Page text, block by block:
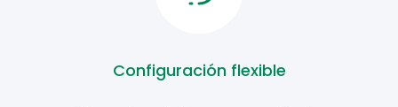
Configuración flexible